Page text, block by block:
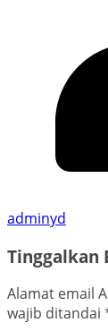
adminyd
Tinggalkan
Alamat email
wajib ditandai